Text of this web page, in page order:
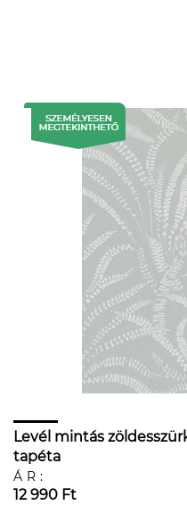
Levél mintás
tapéta
ÁR:
12 990 Ft